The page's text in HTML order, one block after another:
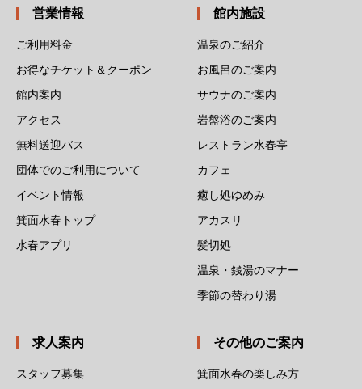
営業情報
ご利用料金
お得なチケット＆クーポン
館内案内
アクセス
無料送迎バス
団体でのご利用について
イベント情報
箕面水春トップ
水春アプリ
館内施設
温泉のご紹介
お風呂のご案内
サウナのご案内
岩盤浴のご案内
レストラン水春亭
カフェ
癒し処ゆめみ
アカスリ
髪切処
温泉・銭湯のマナー
季節の替わり湯
求人案内
スタッフ募集
その他のご案内
箕面水春の楽しみ方